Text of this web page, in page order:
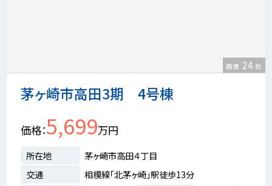
茅ヶ崎市高田3期 4号棟
画像 24 枚
価格 5,699万円
所在地
茅ヶ崎市高田４丁目
交通
相模線「北茅ヶ崎」駅徒歩13分